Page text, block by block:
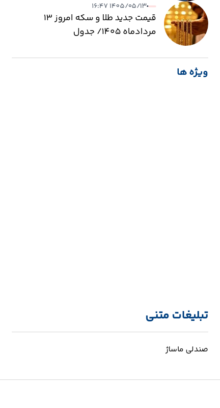
۱۴۰۵/۰۵/۱۳ ۱۶:۴۷
قیمت جدید طلا و سکه امروز ۱۳
مردادماه ۱۴۰۵/ جدول
ویژه ها
تبلیغات متنی
صندلی ماساژ